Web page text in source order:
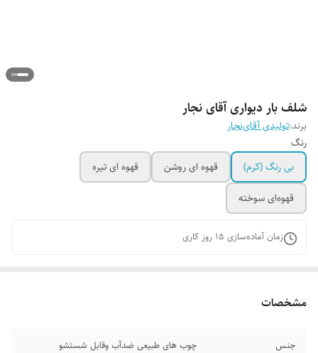
شلف بار دیواری آقای نجار
برند:تولیدی آقای‌نجار
رنگ
بی رنگ (کرم)
قهوه ای روشن
قهوه ای تیره
قهوه‌ای سوخته
زمان آماده‌سازی 15 روز کاری
مشخصات
جنس چوب های طبیعی ضدآب وقابل شستشو